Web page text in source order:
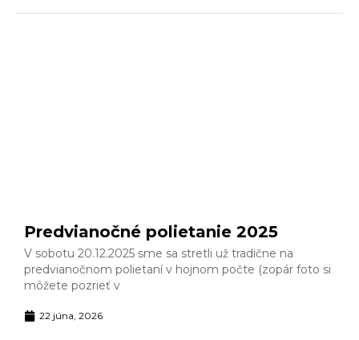
Predvianočné polietanie 2025
V sobotu 20.12.2025 sme sa stretli už tradične na
predvianočnom polietaní v hojnom počte (zopár foto si
môžete pozrieť v
22 júna, 2026